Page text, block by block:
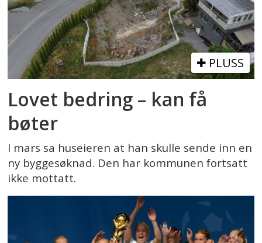
PLUSS
Lovet bedring – kan få
bøter
I mars sa huseieren at han skulle sende inn en
ny byggesøknad. Den har kommunen fortsatt
ikke mottatt.